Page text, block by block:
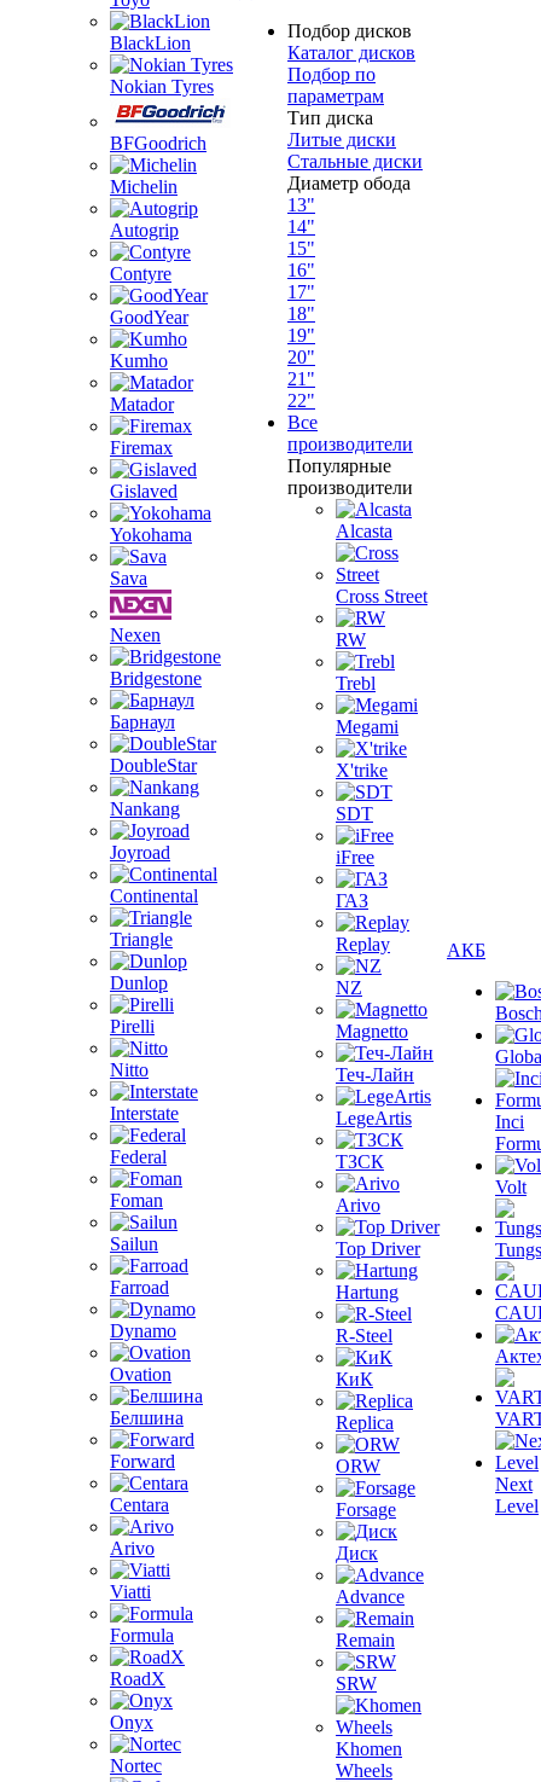
BlackLion
Nokian Tyres
BFGoodrich
Michelin
Autogrip
Contyre
GoodYear
Kumho
Matador
Firemax
Gislaved
Yokohama
Sava
Nexen
Bridgestone
Барнаул
DoubleStar
Nankang
Joyroad
Continental
Triangle
Dunlop
Pirelli
Nitto
Interstate
Federal
Foman
Sailun
Farroad
Dynamo
Ovation
Белшина
Forward
Centara
Arivo
Viatti
Formula
RoadX
Onyx
Nortec
Подбор дисков
Каталог дисков
Подбор по
параметрам
Тип диска
Литые диски
Стальные диски
Диаметр обода
13"
14"
15"
16"
17"
18"
19"
20"
21"
22"
Все
производители
Популярные
производители
Alcasta
Cross Street
RW
Trebl
Megami
X'trike
SDT
iFree
ГАЗ
Replay
NZ
Magnetto
Теч-Лайн
LegeArtis
ТЗСК
Arivo
Top Driver
Hartung
R-Steel
КиК
Replica
ORW
Forsage
Диск
Advance
Remain
SRW
Khomen
Wheels
АКБ
Inci
Volt
Next
Level